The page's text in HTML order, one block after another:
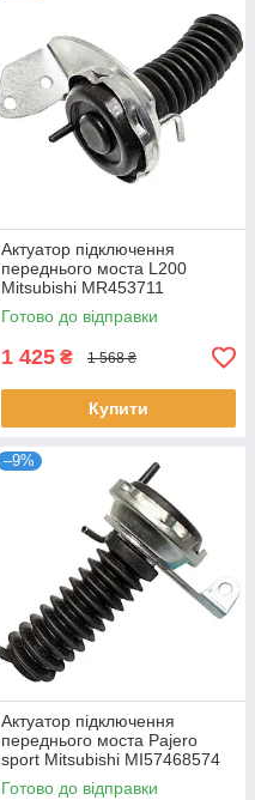
Актуатор підключення
переднього моста L200
Mitsubishi MR453711
Готово до відправки
1 425 ₴ 1 568 ₴
Купити
–9%
Актуатор підключення
переднього моста Pajero
sport Mitsubishi MI57468574
MB620790
Готово до відправки